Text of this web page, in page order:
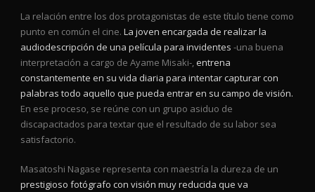
La relación entre los dos protagonistas de este título tiene como
punto en común el cine. La joven encargada de realizar la
audiodescripción de una película para invidentes -una buena
interpretación a cargo de Ayame Misaki-, entrena
constantemente en su vida diaria para intentar capturar con
palabras todo aquello que pueda entrar en su campo de visión.
En ese proceso, se reúne con un grupo asiduo de
discapacitados para textar que el resultado de su labor sea
satisfactorio.
Masatoshi Nagase representa con maestría la dureza de un
prestigioso fotógrafo con visión muy reducida que va